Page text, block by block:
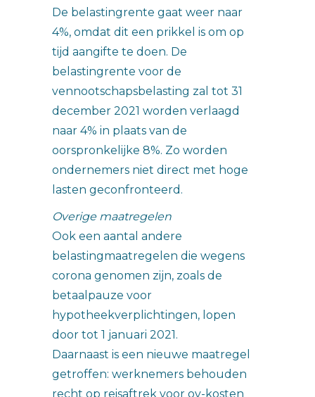
De belastingrente gaat weer naar
4%, omdat dit een prikkel is om op
tijd aangifte te doen. De
belastingrente voor de
vennootschapsbelasting zal tot 31
december 2021 worden verlaagd
naar 4% in plaats van de
oorspronkelijke 8%. Zo worden
ondernemers niet direct met hoge
lasten geconfronteerd.
Overige maatregelen
Ook een aantal andere
belastingmaatregelen die wegens
corona genomen zijn, zoals de
betaalpauze voor
hypotheekverplichtingen, lopen
door tot 1 januari 2021.
Daarnaast is een nieuwe maatregel
getroffen: werknemers behouden
recht op reisaftrek voor ov-kosten